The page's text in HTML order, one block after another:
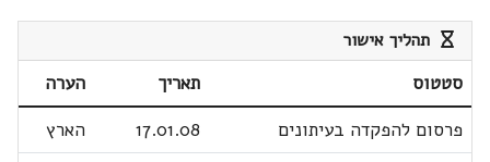
תהליך אישור
סטטוס תאריך
הערה
פרסום להפקדה בעיתונים
17.01.08
הארץ